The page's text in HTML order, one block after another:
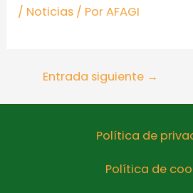
/ Noticias / PorAFAGI
Entrada siguiente →
Política de
Política de